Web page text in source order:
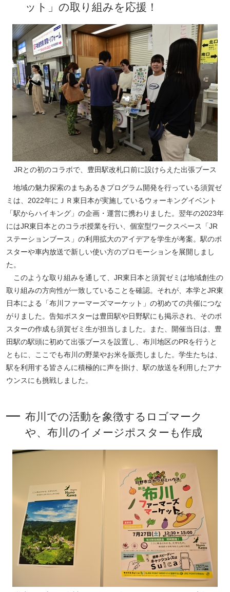
ット」の取り組みを応援！
JRとの初のコラボで、豊田駅改札口前に設けらえた出張ブース
地域の魅力探索のまちあるきプログラム開発を行っている須賀ゼ
ミは、2022年にＪＲ東日本が実施しているウォーキングイベント
「駅からハイキング」の企画・運営に携わりました。翌年の2023年
にはJR東日本とのコラボ授業を行い、個室型ワークスペース「JR
ステーションブース」の利用拡大のアイデアを学生が考案。駅のポ
スターや車内放送で新しい使い方のプロモーションを展開しまし
た。
このような取り組みを通して、JR東日本と須賀ゼミは地域創生の
取り組みの方向性が一致していることを確認。それが、本学とJR東
日本による「布川ファーマーズマーケット」の初めての共催につな
がりました。告知ポスターは豊田駅や日野駅にも掲示され、そのポ
スターの作成も須賀ゼミ生が担当しました。また、開催当日は、豊
田駅の駅頭に初めて出張ブースを設置し、布川地区のPRを行うと
ともに、ここでも布川の野菜やお米を販売しました。学生たちは、
駅を利用する皆さんに積極的に声を掛け、駅の放送を利用したアナ
ウンスにも挑戦しました。
布川での活動を象徴するロゴマーク
や、布川のイメージポスターも作成